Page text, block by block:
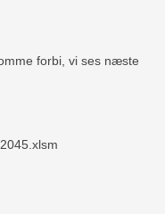
forbi, vi ses næste